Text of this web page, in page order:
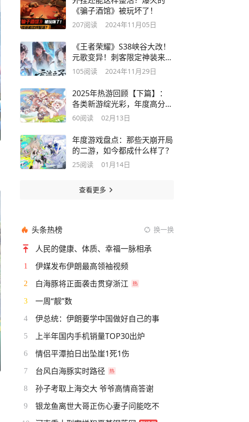
《骗子酒馆》被玩坏了！
207阅读 2024年11月05日
《王者荣耀》S38峡谷大改！
元歌变异！刺客限定神装来
袭！
105阅读 2024年11月29日
2025年热游回顾【下篇】：
各类新游绽光彩，年度高分新
游盘点！
60阅读 02月13日
年度游戏盘点：那些天崩开局
的二游，如今都成什么样了？
25阅读 01月14日
查看更多
头条热榜 换一换
人民的健康、体质、幸福一脉相承
1 伊媒发布伊朗最高领袖视频
2 白海豚将正面袭击贯穿浙江
3 一周“靓”数
4 伊总统：伊朗要学中国做好自己的事
5 上半年国内手机销量TOP30出炉
6 情侣平潭拍日出坠崖1死1伤
7 台风白海豚实时路径
8 孙子考取上海交大 爷爷高情商答谢
9 银龙鱼离世大哥正伤心妻子问能吃不